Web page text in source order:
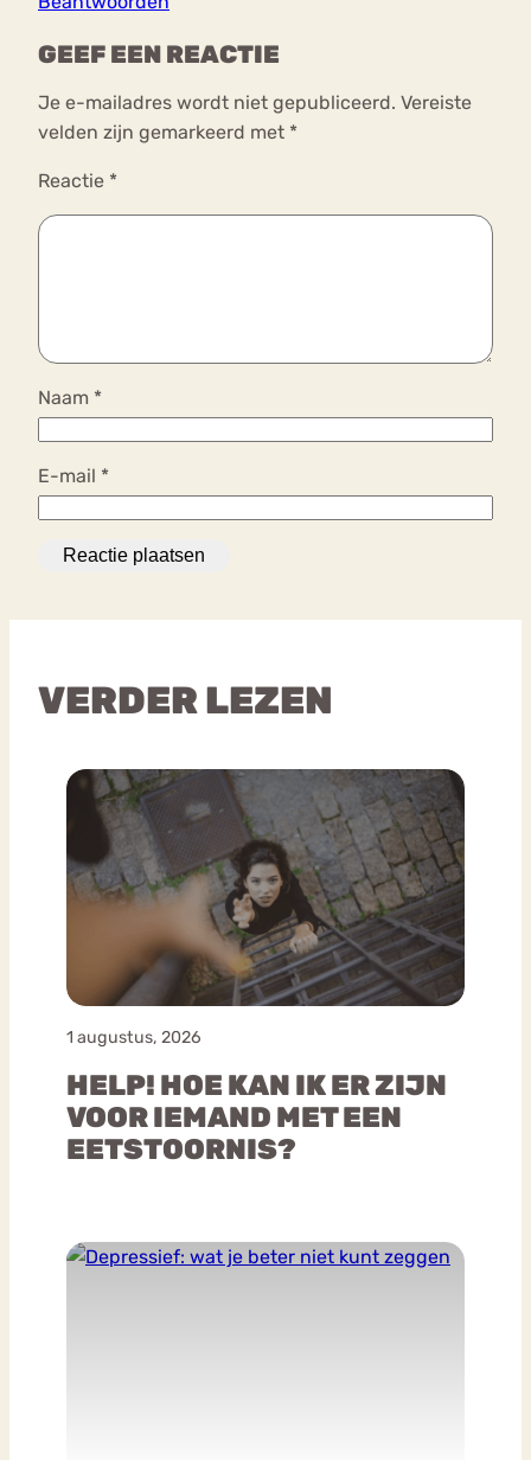
GEEF EEN REACTIE
Je e-mailadres wordt niet gepubliceerd. Vereiste
velden zijn gemarkeerd met *
Reactie *
Naam *
E-mail *
VERDER LEZEN
1 augustus, 2026
HELP! HOE KAN IK ER ZIJN
VOOR IEMAND MET EEN
EETSTOORNIS?